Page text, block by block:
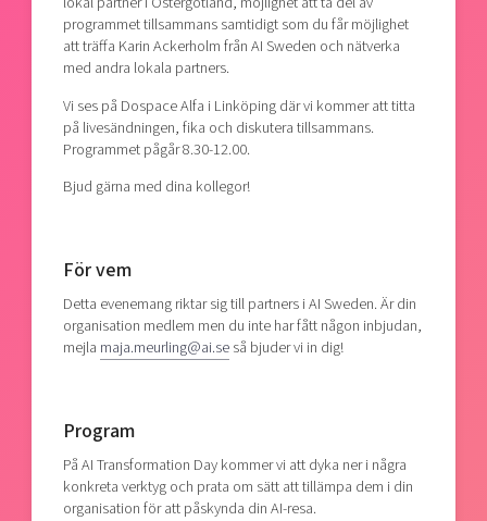
Locations
programmet tillsammans samtidigt som du får möjlighet
att träffa Karin Ackerholm från AI Sweden och nätverka
med andra lokala partners.
Vi ses på Dospace Alfa i Linköping där vi kommer att titta
på livesändningen, fika och diskutera tillsammans.
Programmet pågår 8.30-12.00.
Bjud gärna med dina kollegor!
För vem
Detta evenemang riktar sig till partners i AI Sweden. Är din
organisation medlem men du inte har fått någon inbjudan,
mejla maja.meurling@ai.seså bjuder vi in dig!
Program
På AI Transformation Day kommer vi att dyka ner i några
konkreta verktyg och prata om sätt att tillämpa dem i din
organisation för att påskynda din AI-resa.